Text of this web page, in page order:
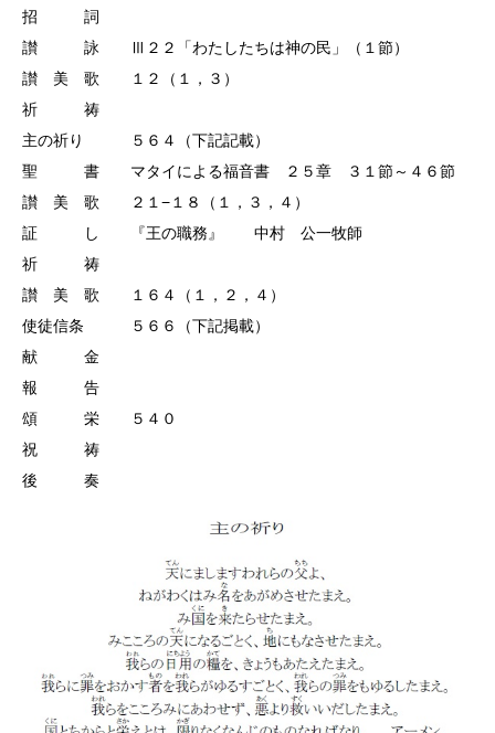
招 詞
讃 詠 Ⅲ２２「わたしたちは神の民」（１節）
讃 美 歌 １２（１，３）
祈 祷
主の祈り ５６４（下記記載）
聖 書 マタイによる福音書 ２５章 ３１節～４６節
讃 美 歌 ２１−１８（１，３，４）
証 し 『王の職務』 中村 公一牧師
祈 祷
讃 美 歌 １６４（１，２，４）
使徒信条 ５６６（下記掲載）
献 金
報 告
頌 栄 ５４０
祝 祷
後 奏